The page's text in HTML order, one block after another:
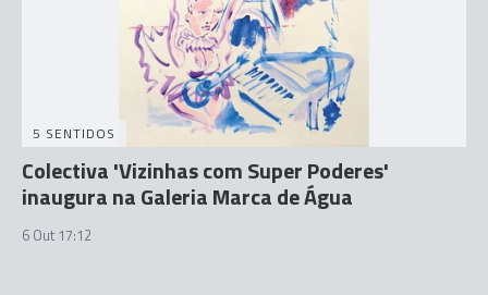
5 SENTIDOS
Colectiva 'Vizinhas com Super Poderes'
inaugura na Galeria Marca de Água
6 Out 17:12